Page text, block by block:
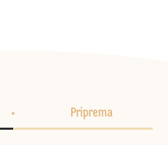
Priprema